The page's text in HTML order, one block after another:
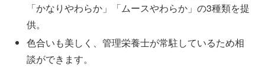
「かなりやわらか」「ムースやわらか」の3種類を提
供。
色合いも美しく、管理栄養士が常駐しているため相
談ができます。